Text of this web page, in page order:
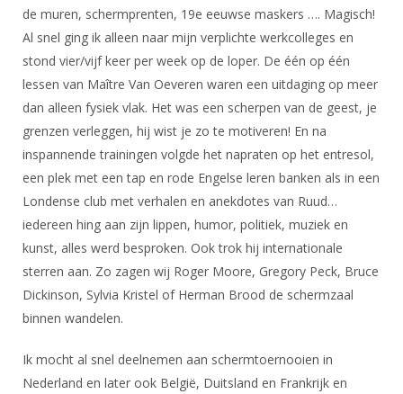
de muren, schermprenten, 19e eeuwse maskers …. Magisch!
Al snel ging ik alleen naar mijn verplichte werkcolleges en
stond vier/vijf keer per week op de loper. De één op één
lessen van Maître Van Oeveren waren een uitdaging op meer
dan alleen fysiek vlak. Het was een scherpen van de geest, je
grenzen verleggen, hij wist je zo te motiveren! En na
inspannende trainingen volgde het napraten op het entresol,
een plek met een tap en rode Engelse leren banken als in een
Londense club met verhalen en anekdotes van Ruud…
iedereen hing aan zijn lippen, humor, politiek, muziek en
kunst, alles werd besproken. Ook trok hij internationale
sterren aan. Zo zagen wij Roger Moore, Gregory Peck, Bruce
Dickinson, Sylvia Kristel of Herman Brood de schermzaal
binnen wandelen.
Ik mocht al snel deelnemen aan schermtoernooien in
Nederland en later ook België, Duitsland en Frankrijk en